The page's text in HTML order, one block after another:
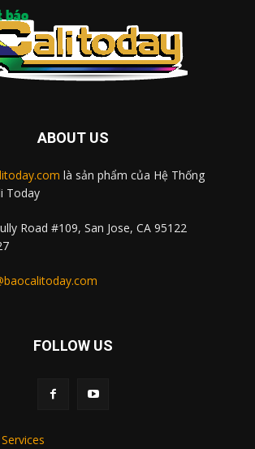
ABOUT US
là sản phẩm của Hệ Thống
Today
Road #109, San Jose, CA 95122
FOLLOW US